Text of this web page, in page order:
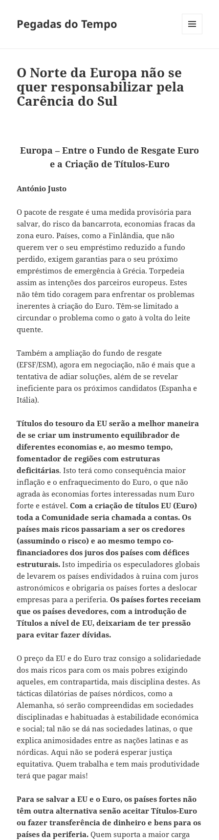
Pegadas do Tempo
O Norte da Europa não se
quer responsabilizar pela
Carência do Sul
Europa – Entre o Fundo de Resgate Euro
e a Criação de Títulos-Euro
António Justo
O pacote de resgate é uma medida provisória para
salvar, do risco da bancarrota, economias fracas da
zona euro. Países, como a Finlândia, que não
querem ver o seu empréstimo reduzido a fundo
perdido, exigem garantias para o seu próximo
empréstimos de emergência à Grécia. Torpedeia
assim as intenções dos parceiros europeus. Estes
não têm tido coragem para enfrentar os problemas
inerentes à criação do Euro. Têm-se limitado a
circundar o problema como o gato à volta do leite
quente.
Também a ampliação do fundo de resgate
(EFSF/ESM), agora em negociação, não é mais que a
tentativa de adiar soluções, além de se revelar
ineficiente para os próximos candidatos (Espanha e
Itália).
Títulos do tesouro da EU serão a melhor maneira
de se criar um instrumento equilibrador de
diferentes economias e, ao mesmo tempo,
fomentador de regiões com estruturas
deficitárias. Isto terá como consequência maior
inflação e o enfraquecimento do Euro, o que não
agrada às economias fortes interessadas num Euro
forte e estável.Com a criação de títulos EU (Euro)
toda a Comunidade seria chamada a contas. Os
países mais ricos passariam a ser os credores
(assumindo o risco) e ao mesmo tempo co-
financiadores dos juros dos países com défices
estruturais. Isto impediria os especuladores globais
de levarem os países endividados à ruina com juros
astronómicos e obrigaria os países fortes a deslocar
empresas para a periferia.Os países fortes receiam
que os países devedores, com a introdução de
Títulos a nível de EU, deixariam de ter pressão
para evitar fazer dívidas.
O preço da EU e do Euro traz consigo a solidariedade
dos mais ricos para com os mais pobres exigindo
aqueles, em contrapartida, mais disciplina destes. As
tácticas dilatórias de países nórdicos, como a
Alemanha, só serão compreendidas em sociedades
disciplinadas e habituadas à estabilidade económica
e social; tal não se dá nas sociedades latinas, o que
explica animosidades entre as nações latinas e as
nórdicas. Aqui não se poderá esperar justiça
equitativa. Quem trabalha e tem mais produtividade
terá que pagar mais!
Para se salvar a EU e o Euro, os países fortes não
têm outra alternativa senão aceitar Títulos-Euro
ou fazer transferência de dinheiro e bens para os
países da periferia. Quem suporta a maior carga